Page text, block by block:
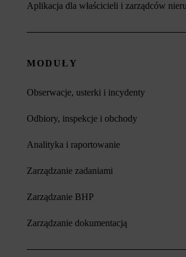
Aplikacja dla właścicieli i zarządców
MODUŁY
Obserwacje, usterki i incydenty
Odbiory, inspekcje i obchody
Analityka i raportowanie
Zarządzanie zadaniami
Zarządzanie BHP
Zarządzanie dokumentacją